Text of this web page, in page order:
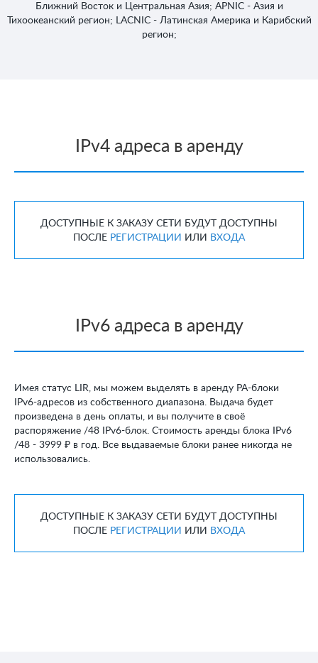
Ближний Восток и Центральная Азия; APNIC - Азия и
Тихоокеанский регион; LACNIC - Латинская Америка и Карибский
регион;
IPv4 адреса в аренду
ДОСТУПНЫЕ К ЗАКАЗУ СЕТИ БУДУТ ДОСТУПНЫ
ПОСЛЕ РЕГИСТРАЦИИ ИЛИ ВХОДА
IPv6 адреса в аренду
Имея статус LIR, мы можем выделять в аренду PA-блоки
IPv6-адресов из собственного диапазона. Выдача будет
произведена в день оплаты, и вы получите в своё
распоряжение /48 IPv6-блок. Стоимость аренды блока IPv6
/48 - 3999 ₽ в год. Все выдаваемые блоки ранее никогда не
использовались.
ДОСТУПНЫЕ К ЗАКАЗУ СЕТИ БУДУТ ДОСТУПНЫ
ПОСЛЕ РЕГИСТРАЦИИ ИЛИ ВХОДА